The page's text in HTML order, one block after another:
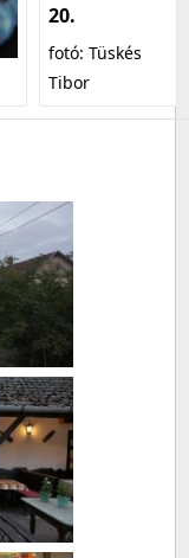
20.
fotó: Tüskés
Tibor